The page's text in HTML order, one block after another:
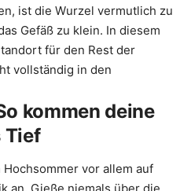
ist die Wurzel vermutlich zu
Gefäß zu klein. In diesem
für den Rest der
vollständig in den
kommen deine
Tief
vor allem auf